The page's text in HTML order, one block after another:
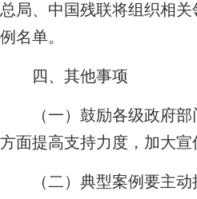
总局、中国残联将组织相
例名单。
四、其他事项
（一）鼓励各级政府部
方面提高支持力度，加大
（二）典型案例要主动